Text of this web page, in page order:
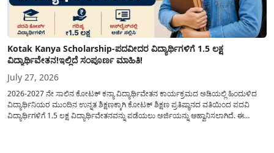
Kotak Kanya Scholarship-ಪದವೀದರ ವಿದ್ಯಾರ್ಥಿಗಳಿಗೆ 1.5 ಲಕ್ಷ
ವಿದ್ಯಾರ್ಥಿವೇತನ!ಇಲ್ಲಿದೆ ಸಂಪೂರ್ಣ ಮಾಹಿತಿ!
July 27, 2026
2026-2027 ನೇ ಸಾಲಿನ ಕೋಟಕ್ ಕನ್ಯಾ ವಿದ್ಯಾರ್ಥಿವೇತನ ಕಾರ್ಯಕ್ರಮದ ಅಡಿಯಲ್ಲಿ ಹಿಂದುಳಿದ
ವಿದ್ಯಾರ್ಥಿನಿಯರ ಮುಂದಿನ ಉನ್ನತ ಶಿಕ್ಷಣಕ್ಕಾಗಿ ಕೋಟಕ್ ಶಿಕ್ಷಣ ಪ್ರತಿಷ್ಠಾನದ ವತಿಯಿಂದ ಪದವಿ
ವಿದ್ಯಾರ್ಥಿಗಳಿಗೆ 1.5 ಲಕ್ಷ ವಿದ್ಯಾರ್ಥಿವೇತನವನ್ನು ಪಡೆಯಲು ಅರ್ಜಿಯನ್ನು ಆಹ್ವಾನಿಸಲಾಗಿದೆ. ಈ